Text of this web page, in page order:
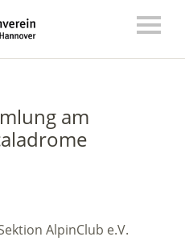
am
AlpinClub e.V.